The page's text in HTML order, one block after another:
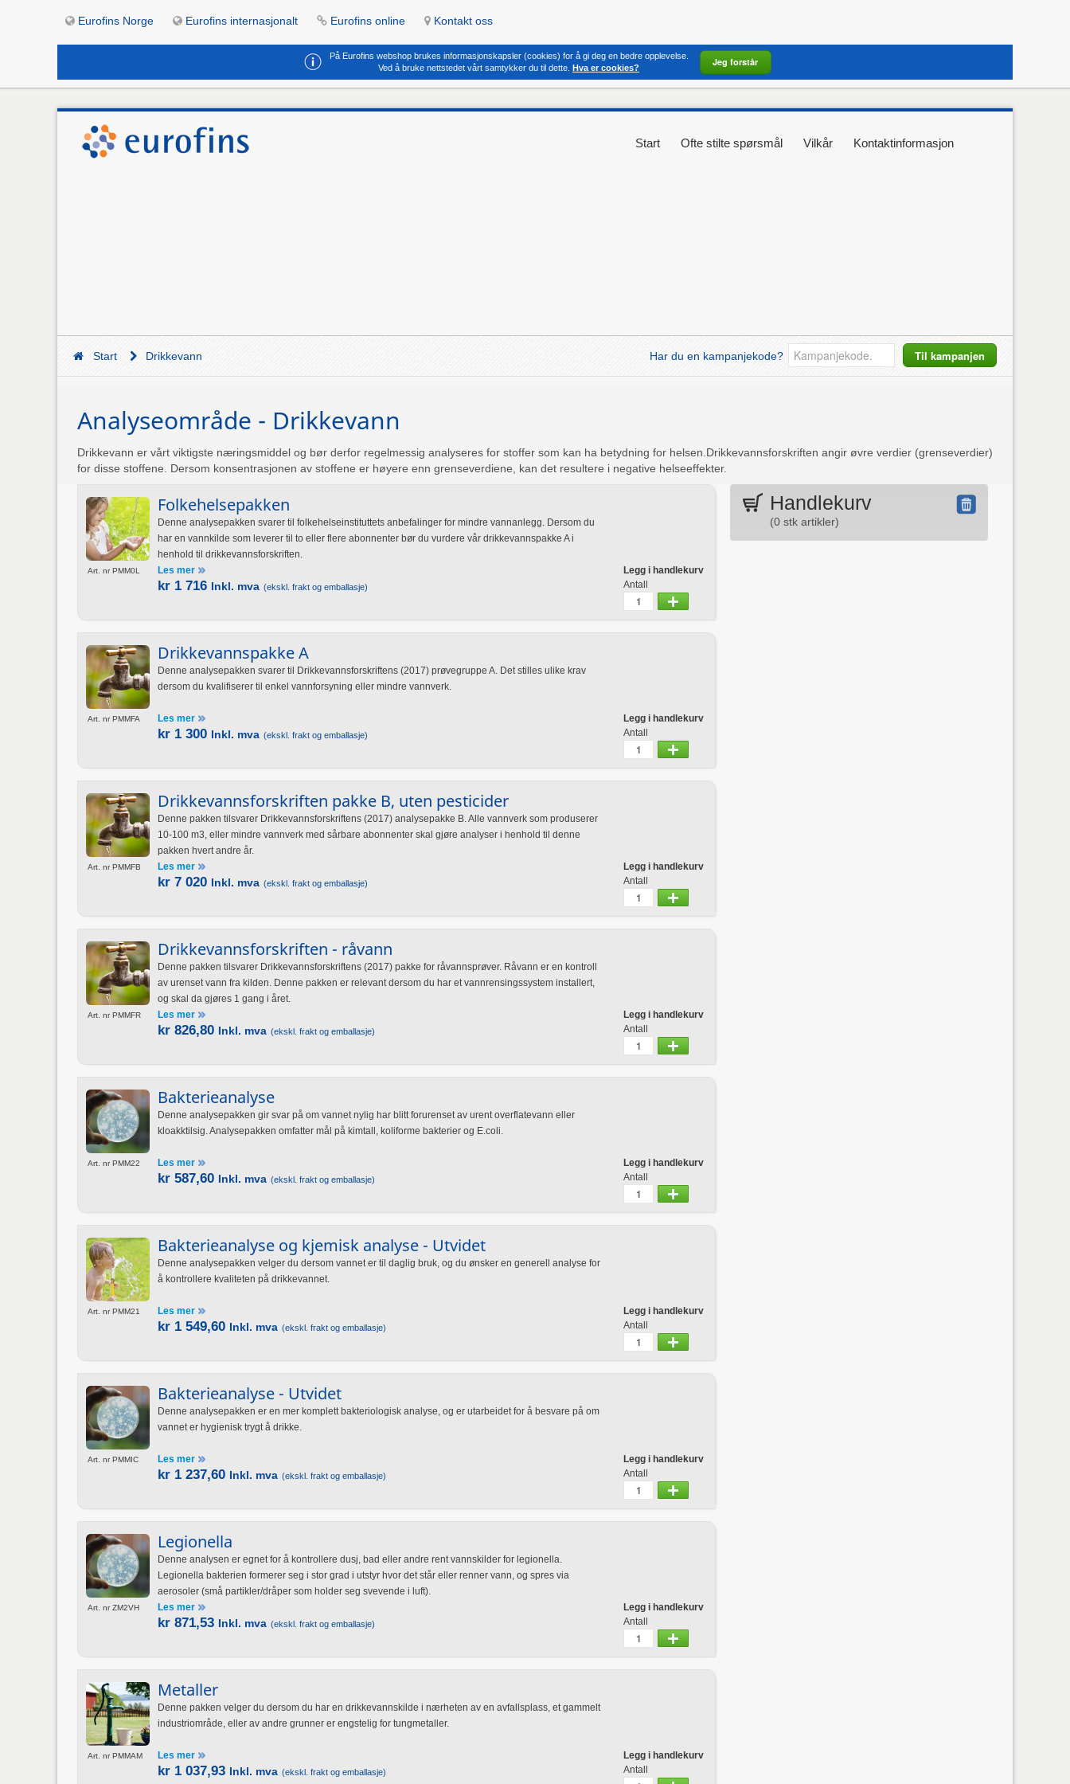
Eurofins Norge Eurofins internasjonalt Eurofins online Kontakt oss
På Eurofins webshop brukes informasjonskapsler (cookies) for å gi deg en bedre opplevelse.
Ved å bruke nettstedet vårt samtykker du til dette. Hva er cookies? Jeg forstår
Start Ofte stilte spørsmål Vilkår Kontaktinformasjon
Start Drikkevann Har du en kampanjekode? Til kampanjen
Analyseområde - Drikkevann
Drikkevann er vårt viktigste næringsmiddel og bør derfor regelmessig analyseres for stoffer som kan ha betydning for helsen.Drikkevannsforskriften angir øvre verdier (grenseverdier)
for disse stoffene. Dersom konsentrasjonen av stoffene er høyere enn grenseverdiene, kan det resultere i negative helseeffekter.
Art. nr PMM0L
Folkehelsepakken
Denne analysepakken svarer til folkehelseinstituttets anbefalinger for mindre vannanlegg. Dersom du
har en vannkilde som leverer til to eller flere abonnenter bør du vurdere vår drikkevannspakke A i
henhold til drikkevannsforskriften.
Les mer
kr 1 716 Inkl. mva (ekskl. frakt og emballasje)
Legg i handlekurv
Antall
Art. nr PMMFA
Drikkevannspakke A
Denne analysepakken svarer til Drikkevannsforskriftens (2017) prøvegruppe A. Det stilles ulike krav
dersom du kvalifiserer til enkel vannforsyning eller mindre vannverk.
Les mer
kr 1 300 Inkl. mva (ekskl. frakt og emballasje)
Legg i handlekurv
Antall
Art. nr PMMFB
Drikkevannsforskriften pakke B, uten pesticider
Denne pakken tilsvarer Drikkevannsforskriftens (2017) analysepakke B. Alle vannverk som produserer
10-100 m3, eller mindre vannverk med sårbare abonnenter skal gjøre analyser i henhold til denne
pakken hvert andre år.
Les mer
kr 7 020 Inkl. mva (ekskl. frakt og emballasje)
Legg i handlekurv
Antall
Art. nr PMMFR
Drikkevannsforskriften - råvann
Denne pakken tilsvarer Drikkevannsforskriftens (2017) pakke for råvannsprøver. Råvann er en kontroll
av urenset vann fra kilden. Denne pakken er relevant dersom du har et vannrensingssystem installert,
og skal da gjøres 1 gang i året.
Les mer
kr 826,80 Inkl. mva (ekskl. frakt og emballasje)
Legg i handlekurv
Antall
Art. nr PMM22
Bakterieanalyse
Denne analysepakken gir svar på om vannet nylig har blitt forurenset av urent overflatevann eller
kloakktilsig. Analysepakken omfatter mål på kimtall, koliforme bakterier og E.coli.
Les mer
kr 587,60 Inkl. mva (ekskl. frakt og emballasje)
Legg i handlekurv
Antall
Art. nr PMM21
Bakterieanalyse og kjemisk analyse - Utvidet
Denne analysepakken velger du dersom vannet er til daglig bruk, og du ønsker en generell analyse for
å kontrollere kvaliteten på drikkevannet.
Les mer
kr 1 549,60 Inkl. mva (ekskl. frakt og emballasje)
Legg i handlekurv
Antall
Art. nr PMMIC
Bakterieanalyse - Utvidet
Denne analysepakken er en mer komplett bakteriologisk analyse, og er utarbeidet for å besvare på om
vannet er hygienisk trygt å drikke.
Les mer
kr 1 237,60 Inkl. mva (ekskl. frakt og emballasje)
Legg i handlekurv
Antall
Art. nr ZM2VH
Legionella
Denne analysen er egnet for å kontrollere dusj, bad eller andre rent vannskilder for legionella.
Legionella bakterien formerer seg i stor grad i utstyr hvor det står eller renner vann, og spres via
aerosoler (små partikler/dråper som holder seg svevende i luft).
Les mer
kr 871,53 Inkl. mva (ekskl. frakt og emballasje)
Legg i handlekurv
Antall
Art. nr PMMAM
Metaller
Denne pakken velger du dersom du har en drikkevannskilde i nærheten av en avfallsplass, et gammelt
industriområde, eller av andre grunner er engstelig for tungmetaller.
De fleste av tungmetallene bli mer løselige i surt vann og kan løses ut fra rør og armatur dersom pH er
lavere enn 6.5
Les mer
kr 1 037,93 Inkl. mva (ekskl. frakt og emballasje)
Legg i handlekurv
Antall
Handlekurv
(0 stk artikler)